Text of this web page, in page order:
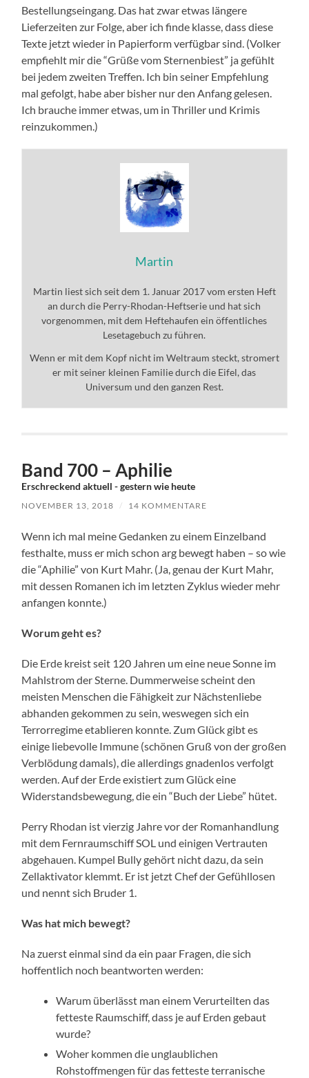
Bestellungseingang. Das hat zwar etwas längere
Lieferzeiten zur Folge, aber ich finde klasse, dass diese
Texte jetzt wieder in Papierform verfügbar sind. (Volker
empfiehlt mir die “Grüße vom Sternenbiest” ja gefühlt
bei jedem zweiten Treffen. Ich bin seiner Empfehlung
mal gefolgt, habe aber bisher nur den Anfang gelesen.
Ich brauche immer etwas, um in Thriller und Krimis
reinzukommen.)
Martin
Martin liest sich seit dem 1. Januar 2017 vom ersten Heft
an durch die Perry-Rhodan-Heftserie und hat sich
vorgenommen, mit dem Heftehaufen ein öffentliches
Lesetagebuch zu führen.
Wenn er mit dem Kopf nicht im Weltraum steckt, stromert
er mit seiner kleinen Familie durch die Eifel, das
Universum und den ganzen Rest.
Band 700 – Aphilie
Erschreckend aktuell - gestern wie heute
NOVEMBER 13, 2018 / 14 KOMMENTARE
Wenn ich mal meine Gedanken zu einem Einzelband
festhalte, muss er mich schon arg bewegt haben – so wie
die “Aphilie” von Kurt Mahr. (Ja, genau der Kurt Mahr,
mit dessen Romanen ich im letzten Zyklus wieder mehr
anfangen konnte.)
Worum geht es?
Die Erde kreist seit 120 Jahren um eine neue Sonne im
Mahlstrom der Sterne. Dummerweise scheint den
meisten Menschen die Fähigkeit zur Nächstenliebe
abhanden gekommen zu sein, weswegen sich ein
Terrorregime etablieren konnte. Zum Glück gibt es
einige liebevolle Immune (schönen Gruß von der großen
Verblödung damals), die allerdings gnadenlos verfolgt
werden. Auf der Erde existiert zum Glück eine
Widerstandsbewegung, die ein “Buch der Liebe” hütet.
Perry Rhodan ist vierzig Jahre vor der Romanhandlung
mit dem Fernraumschiff SOL und einigen Vertrauten
abgehauen. Kumpel Bully gehört nicht dazu, da sein
Zellaktivator klemmt. Er ist jetzt Chef der Gefühllosen
und nennt sich Bruder 1.
Was hat mich bewegt?
Na zuerst einmal sind da ein paar Fragen, die sich
hoffentlich noch beantworten werden:
Warum überlässt man einem Verurteilten das
fetteste Raumschiff, dass je auf Erden gebaut
wurde?
Woher kommen die unglaublichen
Rohstoffmengen für das fetteste terranische